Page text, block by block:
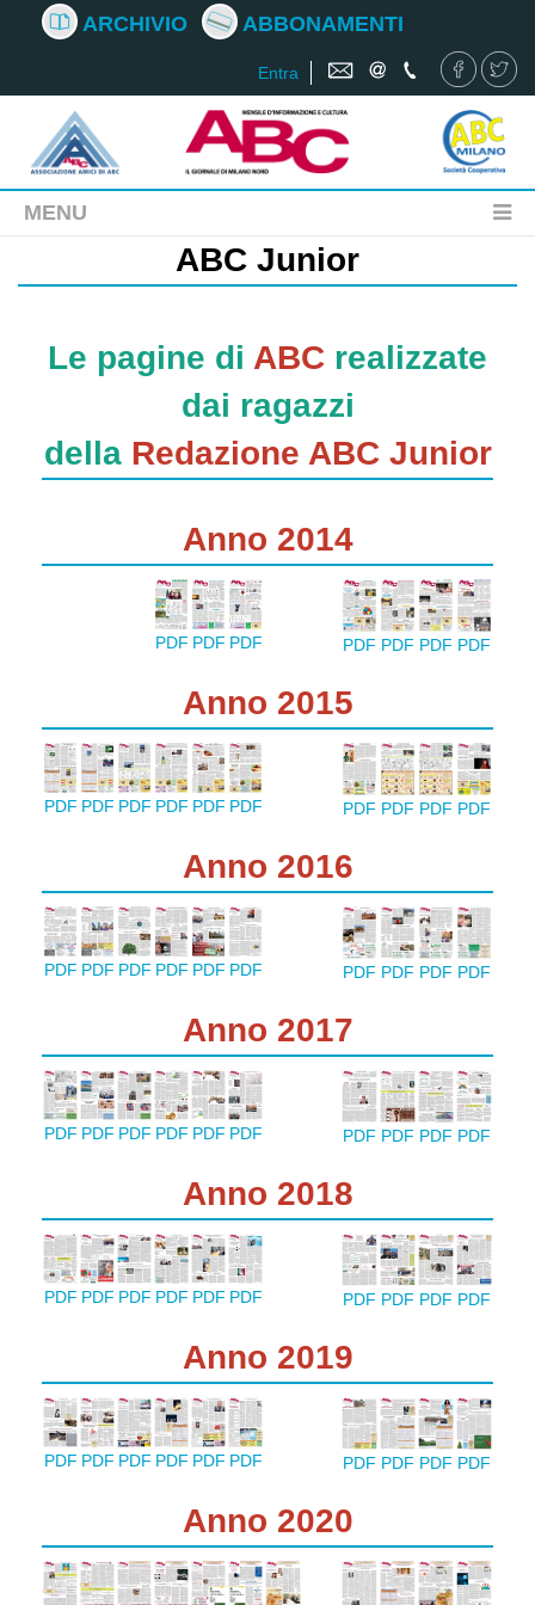
ARCHIVIO ABBONAMENTI
Entra
MENU
ABC Junior
Le pagine di ABC realizzate
dai ragazzi
della Redazione ABC Junior
Anno 2014
PDF PDF PDF PDF PDF PDF PDF
Anno 2015
PDF PDF PDF PDF PDF PDF PDF PDF PDF PDF
Anno 2016
PDF PDF PDF PDF PDF PDF PDF PDF PDF PDF
Anno 2017
PDF PDF PDF PDF PDF PDF PDF PDF PDF PDF
Anno 2018
PDF PDF PDF PDF PDF PDF PDF PDF PDF PDF
Anno 2019
PDF PDF PDF PDF PDF PDF PDF PDF PDF PDF
Anno 2020